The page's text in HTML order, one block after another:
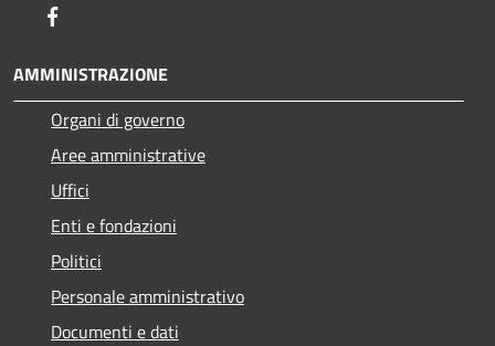
AMMINISTRAZIONE
Organi di governo
Aree amministrative
Uffici
Enti e fondazioni
Politici
Personale amministrativo
Documenti e dati